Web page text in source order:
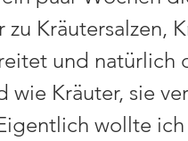
Kräutersalzen,
und natürlich
Kräuter, sie
wollte